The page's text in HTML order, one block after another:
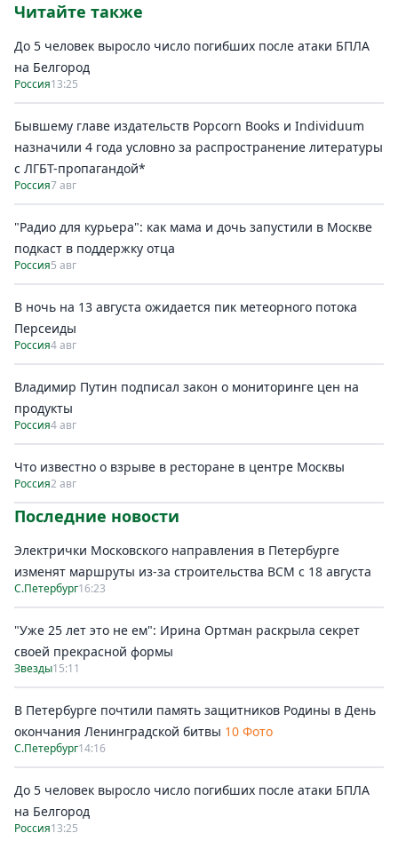
Читайте также
До 5 человек выросло число погибших после атаки БПЛА
на Белгород
Россия13:25
Бывшему главе издательств Popcorn Books и Individuum
назначили 4 года условно за распространение литературы
с ЛГБТ-пропагандой*
Россия7 авг
"Радио для курьера": как мама и дочь запустили в Москве
подкаст в поддержку отца
Россия5 авг
В ночь на 13 августа ожидается пик метеорного потока
Персеиды
Россия4 авг
Владимир Путин подписал закон о мониторинге цен на
продукты
Россия4 авг
Что известно о взрыве в ресторане в центре Москвы
Россия2 авг
Последние новости
Электрички Московского направления в Петербурге
изменят маршруты из-за строительства ВСМ с 18 августа
С.Петербург16:23
"Уже 25 лет это не ем": Ирина Ортман раскрыла секрет
своей прекрасной формы
Звезды15:11
В Петербурге почтили память защитников Родины в День
окончания Ленинградской битвы 10 Фото
С.Петербург14:16
До 5 человек выросло число погибших после атаки БПЛА
на Белгород
Россия13:25